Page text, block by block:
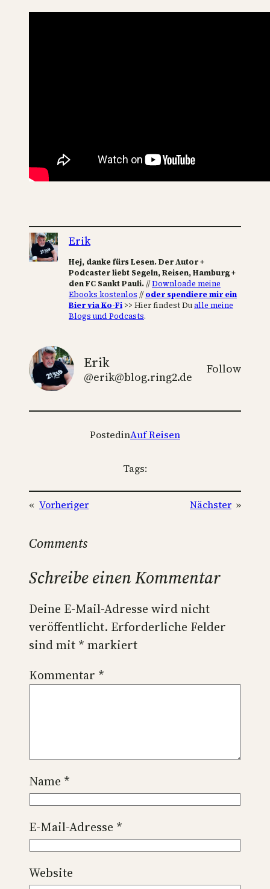
Erik
Hej, danke fürs Lesen. Der Autor +
Podcaster liebt Segeln, Reisen, Hamburg +
den FC Sankt Pauli.//Downloade meine
Ebooks kostenlos //oder spendiere mir ein
Bier via Ko-Fi >> Hier findest Dualle meine
Blogs und Podcasts.
Erik
@erik@blog.ring2.de
Follow
PostedinAuf Reisen
Tags:
« Vorheriger Nächster »
Comments
Schreibe einen Kommentar
Deine E-Mail-Adresse wird nicht
veröffentlicht. Erforderliche Felder
sind mit * markiert
Kommentar *
Name *
E-Mail-Adresse *
Website